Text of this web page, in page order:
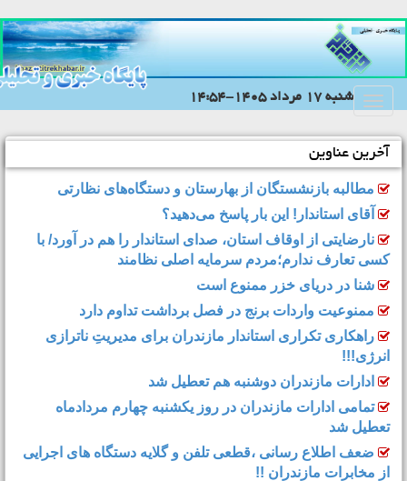
Toggle
شنبه 17 مرداد 1405-14:54
آخرین عناوین
مطالبه بازنشستگان از بهارستان و دستگاه‌های نظارتی
آقای استاندار! این بار پاسخ می‌دهید؟
نارضایتی از اوقاف استان، صدای استاندار را هم در آورد/ با
کسی تعارف ندارم؛مردم سرمایه اصلی نظامند
شنا در دریای خزر ممنوع است
ممنوعیت واردات برنج در فصل برداشت تداوم دارد
راهکاری تکراری استاندار مازندران برای مدیریتِ ناترازی
انرژی!!!
ادارات مازندران دوشنبه هم تعطیل شد
تمامی ادارات مازندران در روز یکشنبه چهارم مردادماه
تعطیل شد
ضعف اطلاع رسانی ،قطعی تلفن و گلایه دستگاه های اجرایی
از مخابرات مازندران !!